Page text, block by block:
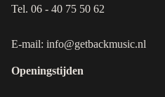
Tel. 06 - 40 75 50 62
E-mail: info@getbackmusic.nl
Openingstijden